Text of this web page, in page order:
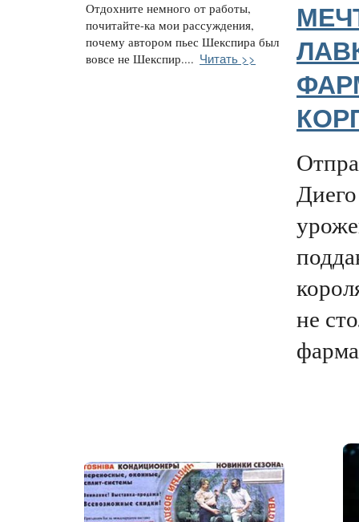
Отдохните немного от работы,
почитайте-ка мои рассуждения,
почему автором пьес Шекспира был
вовсе не Шекспир.... Читать >>
не